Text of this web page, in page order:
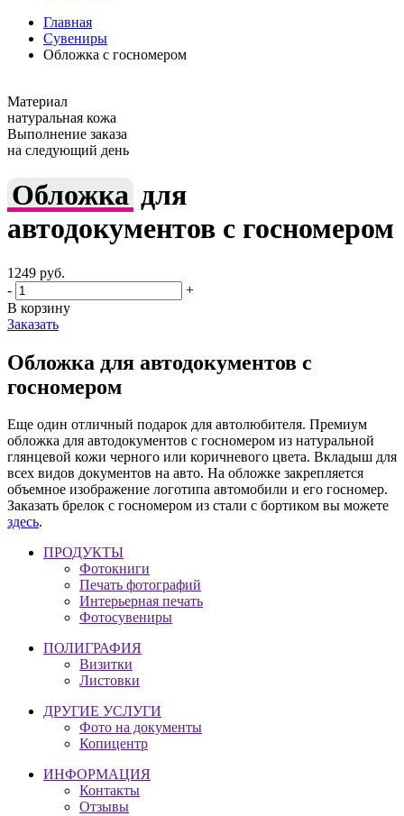
Главная
Сувениры
Обложка с госномером
Материал
натуральная кожа
Выполнение заказа
на следующий день
Обложка для
автодокументов с госномером
1249 руб.
-
+
В корзину
Заказать
Обложка для автодокументов с
госномером
Еще один отличный подарок для автолюбителя. Премиум
обложка для автодокументов с госномером из натуральной
глянцевой кожи черного или коричневого цвета. Вкладыш для
всех видов документов на авто. На обложке закрепляется
объемное изображение логотипа автомобили и его госномер.
Заказать брелок с госномером из стали с бортиком вы можете
здесь.
ПРОДУКТЫ
Фотокниги
Печать фотографий
Интерьерная печать
Фотосувениры
ПОЛИГРАФИЯ
Визитки
Листовки
ДРУГИЕ УСЛУГИ
Фото на документы
Копицентр
ИНФОРМАЦИЯ
Контакты
Отзывы